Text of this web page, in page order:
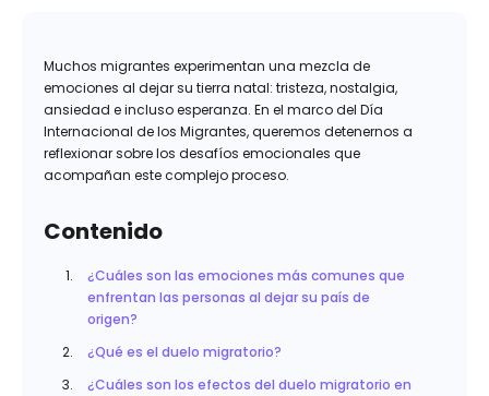
Muchos migrantes experimentan una mezcla de
emociones al dejar su tierra natal: tristeza, nostalgia,
ansiedad e incluso esperanza. En el marco del Día
Internacional de los Migrantes, queremos detenernos a
reflexionar sobre los desafíos emocionales que
acompañan este complejo proceso.
Contenido
¿Cuáles son las emociones más comunes que
enfrentan las personas al dejar su país de
origen?
¿Qué es el duelo migratorio?
¿Cuáles son los efectos del duelo migratorio en